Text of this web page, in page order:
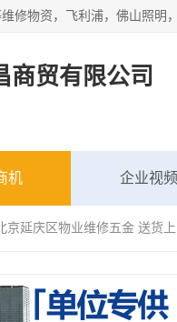
商贸有限公司
机 企业视频
京延庆区物业维修五金 送货上